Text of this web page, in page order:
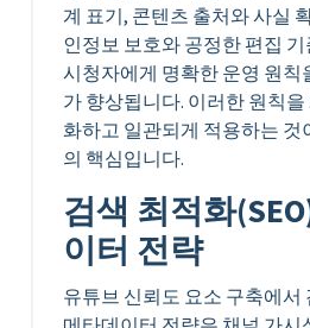
계 표기, 콘텐츠 출처와 사실
인정보 보호와 공정한 편집
시청자에게 명확한 운영 원칙
가 향상됩니다. 이러한 원칙
화하고 일관되게 적용하는 것
의 핵심입니다.
검색 최적화
이터 전략
유튜브 신뢰도 요소 구축에서